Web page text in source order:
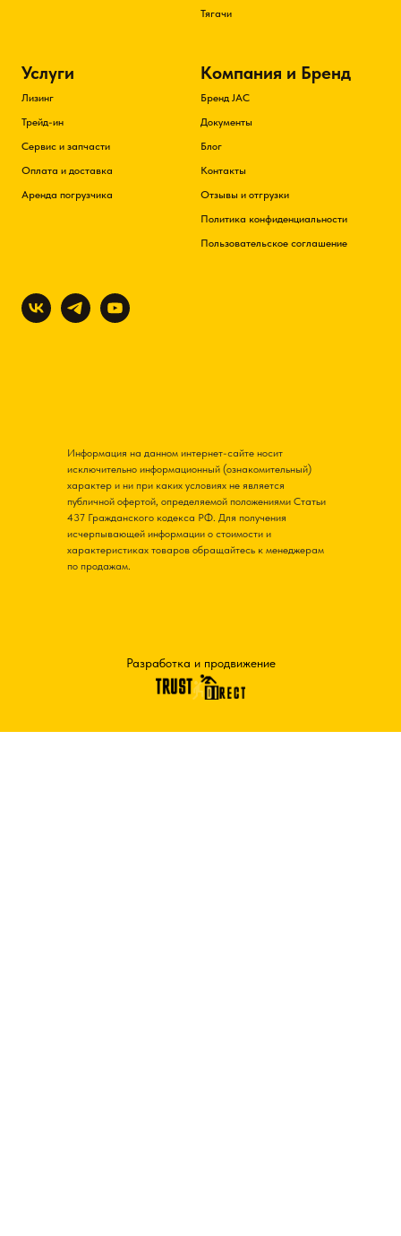
Тягачи
Услуги
Лизинг
Трейд-ин
Сервис и запчасти
Оплата и доставка
Аренда погрузчика
Компания и Бренд
Бренд JAC
Документы
Блог
Контакты
Отзывы и отгрузки
Политика конфиденциальности
Пользовательское соглашение
Разработка и продвижение
Информация на данном интернет-сайте носит
исключительно информационный (ознакомительный)
характер и ни при каких условиях не является
публичной офертой, определяемой положениями Статьи
437 Гражданского кодекса РФ. Для получения
исчерпывающей информации о стоимости и
характеристиках товаров обращайтесь к менеджерам
по продажам.